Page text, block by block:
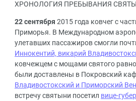
ХРОНОЛОГИЯ ПРЕБЫВАНИЯ
22 сентября 2015 года ковчег с
Приморья. В Международном
улетавших пассажиров смогли
Иннокентий, викарий
ковчежцем с мощами святого
были доставлены в Покровский
Владивостокский и Приморский
встречу святыни посетил вице-